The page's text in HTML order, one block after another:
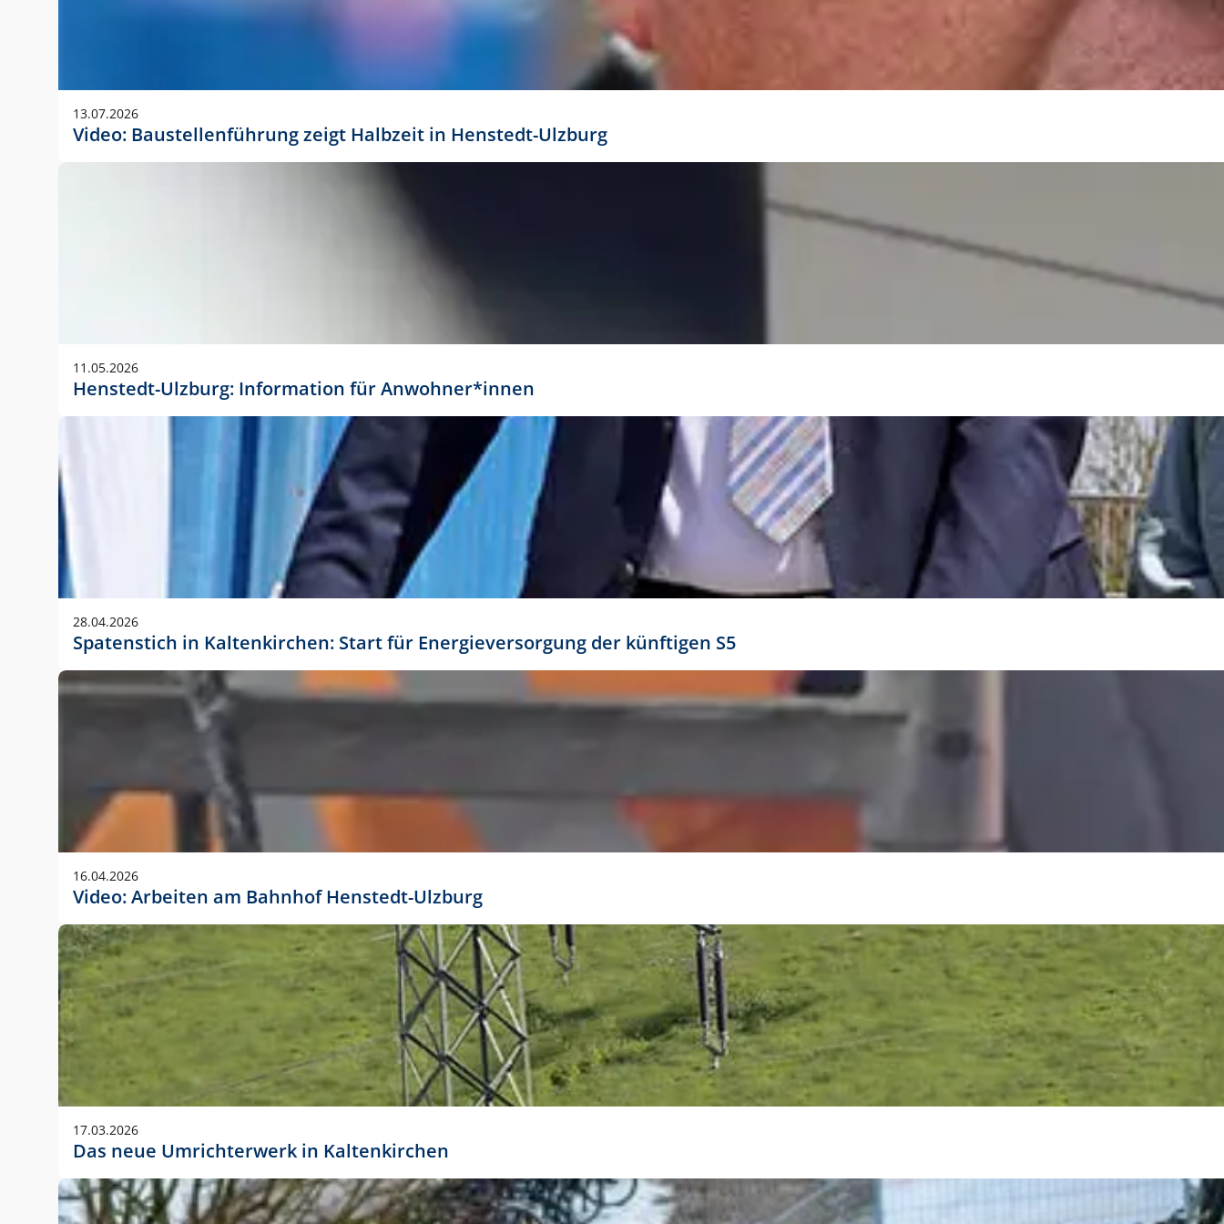
Anwendungsgröße im Layout:
Die Logohöhe beträgt 4 – 10 % der jeweiligen Formathöhe. Daraus ergeben sich für gängige Formate
folgende fest definierte Anwendungsgrößen im Layout:
DIN A3 – 15 mm hoch (5 %)
DIN A1 – 39 mm hoch (5 %)
DIN lang – 10 mm hoch (5 %)
1080 x 1080 px – 78 px hoch (7 %)
In Ausnahmefällen darf das Logo jedoch auch größer oder kleiner gesetzt werden. Dazu bedarf es jedoch
stets der vorherigen Absprache mit der Marketingabteilung.
13.07.2026
Video: Baustellenführung zeigt Halbzeit in Henstedt-Ulzburg
11.05.2026
Henstedt-Ulzburg: Information für Anwohner*innen
28.04.2026
Spatenstich in Kaltenkirchen: Start für Energieversorgung der künftigen S5
16.04.2026
Video: Arbeiten am Bahnhof Henstedt-Ulzburg
17.03.2026
Das neue Umrichterwerk in Kaltenkirchen